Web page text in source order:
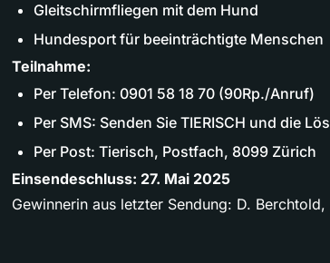
Gleitschirmfliegen mit dem Hund
Hundesport für beeinträchtigte Menschen
Teilnahme:
Per Telefon: 0901 58 18 70 (90Rp./Anruf)
Per SMS: Senden Sie TIERISCH und die
Per Post: Tierisch, Postfach, 8099 Zürich
Einsendeschluss: 27. Mai 2025
Gewinnerin aus letzter Sendung: D. Berchtold,